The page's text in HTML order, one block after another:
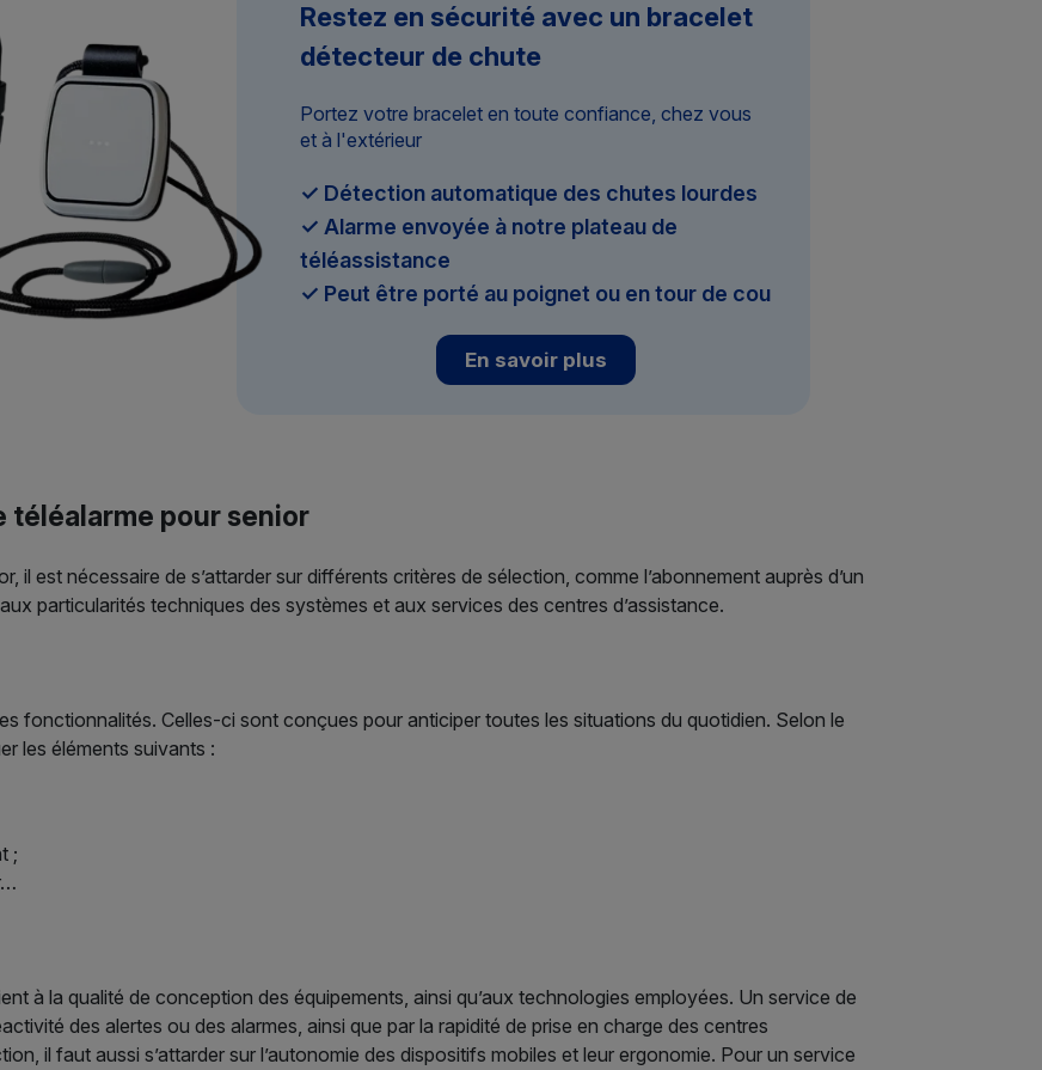
Restez en sécurité avec un bracelet
détecteur de chute
Portez votre bracelet en toute confiance, chez vous
et à l'extérieur
✓ Détection automatique des chutes lourdes
✓ Alarme envoyée à notre plateau de
téléassistance
✓ Peut être porté au poignet ou en tour de cou
En savoir plus
téléalarme pour senior
il est nécessaire de s’attarder sur différents critères de sélection, comme l’abonnement auprès d’un
particularités techniques des systèmes et aux services des centres d’assistance.
fonctionnalités. Celles-ci sont conçues pour anticiper toutes les situations du quotidien. Selon le
les éléments suivants :
;
à la qualité de conception des équipements, ainsi qu’aux technologies employées. Un service de
des alertes ou des alarmes, ainsi que par la rapidité de prise en charge des centres
il faut aussi s’attarder sur l’autonomie des dispositifs mobiles et leur ergonomie. Pour un service